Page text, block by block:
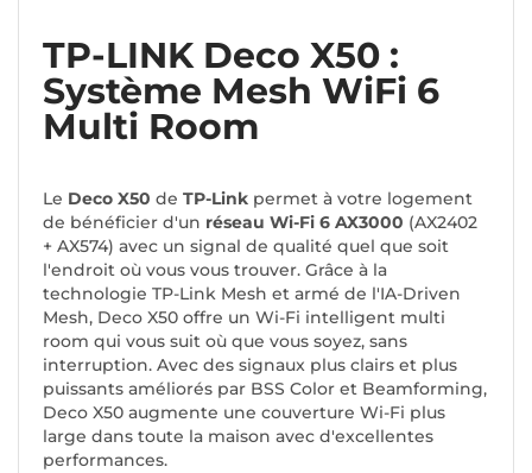
TP-LINK Deco X50 :
Système Mesh WiFi 6
Multi Room
Le Deco X50 de TP-Link permet à votre logement
de bénéficier d'un réseau Wi-Fi 6 AX3000 (AX2402
+ AX574) avec un signal de qualité quel que soit
l'endroit où vous vous trouver. Grâce à la
technologie TP-Link Mesh et armé de l'IA-Driven
Mesh, Deco X50 offre un Wi-Fi intelligent multi
room qui vous suit où que vous soyez, sans
interruption. Avec des signaux plus clairs et plus
puissants améliorés par BSS Color et Beamforming,
Deco X50 augmente une couverture Wi-Fi plus
large dans toute la maison avec d'excellentes
performances.